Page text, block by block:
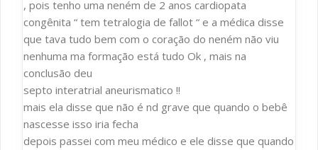
, pois tenho uma neném de 2 anos cardiopata
congênita “ tem tetralogia de fallot “ e a médica disse
que tava tudo bem com o coração do neném não viu
nenhuma ma formação está tudo Ok , mais na
conclusão deu
septo interatrial aneurismatico !!
mais ela disse que não é nd grave que quando o bebê
nascesse isso iria fecha
depois passei com meu médico e ele disse que quando